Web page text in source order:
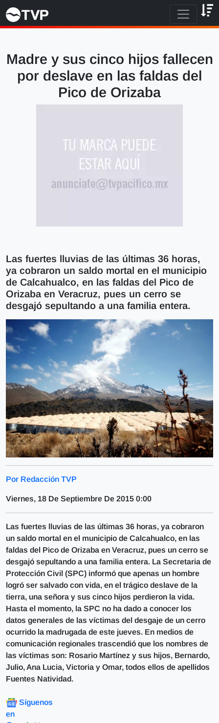
Madre y sus cinco hijos fallecen
por deslave en las faldas del
Pico de Orizaba
Las fuertes lluvias de las últimas 36 horas,
ya cobraron un saldo mortal en el municipio
de Calcahualco, en las faldas del Pico de
Orizaba en Veracruz, pues un cerro se
desgajó sepultando a una familia entera.
Por Redacción TVP
Viernes, 18 De Septiembre De 2015 0:00
Las fuertes lluvias de las últimas 36 horas, ya cobraron
un saldo mortal en el municipio de Calcahualco, en las
faldas del Pico de Orizaba en Veracruz, pues un cerro se
desgajó sepultando a una familia entera. La Secretaria de
Protección Civil (SPC) informó que apenas un hombre
logró ser salvado con vida, en el trágico deslave de la
tierra, una señora y sus cinco hijos perdieron la vida.
Hasta el momento, la SPC no ha dado a conocer los
datos generales de las víctimas del desgaje de un cerro
ocurrido la madrugada de este jueves. En medios de
comunicación regionales trascendió que los nombres de
las víctimas son: Rosario Martínez y sus hijos, Bernardo,
Julio, Ana Lucia, Victoria y Omar, todos ellos de apellidos
Fuentes Natividad.
Síguenos
en